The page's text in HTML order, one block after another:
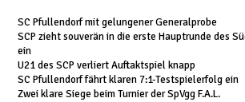
SC Pfullendorf mit gelungener Generalprobe
SCP zieht souverän in die erste Hauptrunde des
ein
U21 des SCP verliert Auftaktspiel knapp
SC Pfullendorf fährt klaren 7:1-Testspielerfolg ein
Zwei klare Siege beim Turnier der SpVgg F.A.L.